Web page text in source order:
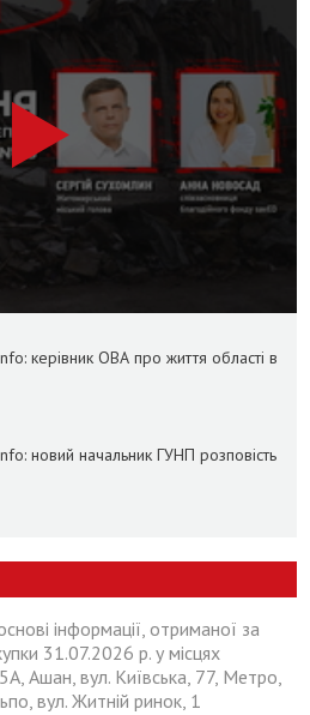
керівник ОВА про життя області в
новий начальник ГУНП розповість
інформації, отриманої за
31.07.2026 р. у місцях
Ашан, вул. Київська, 77, Метро,
вул. Житній ринок, 1